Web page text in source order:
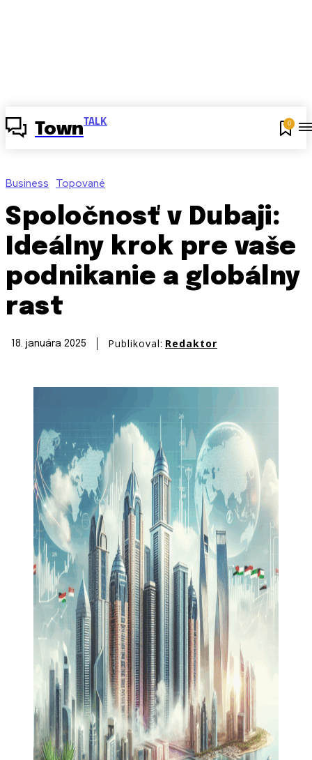
Town TALK 0
Business Topované
Spoločnosť v Dubaji:
Ideálny krok pre vaše
podnikanie a globálny
rast
18. januára 2025 Publikoval: Redaktor